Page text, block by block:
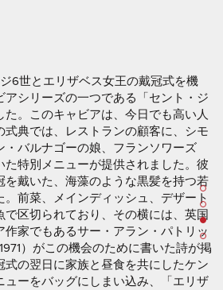
6世とエリザベス女王の戴冠式を機
アシリーズの一つである「セント・ジ
た。このキャビアは、今日でも高い人
典では、レストランの顧客に、シモ
・バルナゴーの娘、フランソワーズ
た特別メニューが提供されました。彼
を戴いた、海藻のような黒髪を持つ若
前菜、メインディッシュ、デザート
区切られており、その横には、英国
家でもあるサー・アラン・パトリッ
）がこの機会のために書いた詩が掲
の翌日に家族と昼食を共にしたケン
ューをバッグにしまい込み、「エリザ